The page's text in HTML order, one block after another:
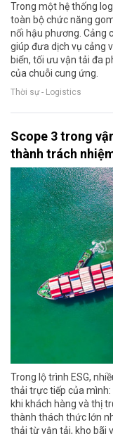
Trong một hệ thống
toàn bộ chức năng
nối hậu phương. Cảng
giúp đưa dịch vụ cảng
biển, tối ưu vận tải đa
của chuỗi cung ứng.
Thời sự - Logistics
Scope 3 trong
thành trách
Trong lộ trình ESG,
thải trực tiếp của mình:
khi khách hàng và thị
thành thách thức lớn
thải từ vận tải, kho bãi